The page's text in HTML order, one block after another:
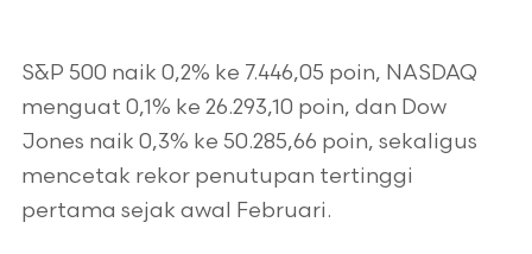
S&P 500 naik 0,2% ke 7.446,05 poin, NASDAQ
menguat 0,1% ke 26.293,10 poin, dan Dow
Jones naik 0,3% ke 50.285,66 poin, sekaligus
mencetak rekor penutupan tertinggi
pertama sejak awal Februari.